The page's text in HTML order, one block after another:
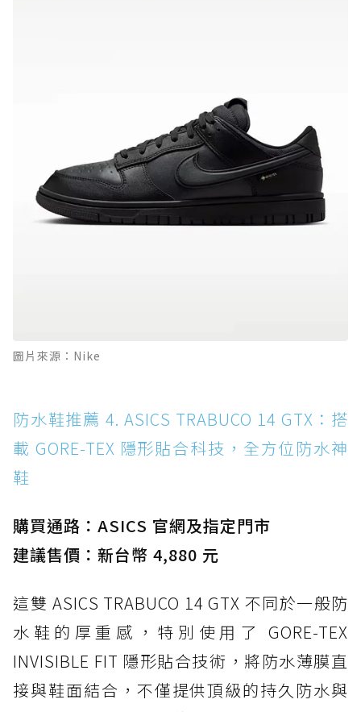
圖片來源：Nike
防水鞋推薦 4. ASICS TRABUCO 14 GTX：搭
載 GORE-TEX 隱形貼合科技，全方位防水神
鞋
購買通路：ASICS 官網及指定門市
建議售價：新台幣 4,880 元
這雙 ASICS TRABUCO 14 GTX 不同於一般防
水鞋的厚重感，特別使用了 GORE-TEX
INVISIBLE FIT 隱形貼合技術，將防水薄膜直
接與鞋面結合，不僅提供頂級的持久防水與